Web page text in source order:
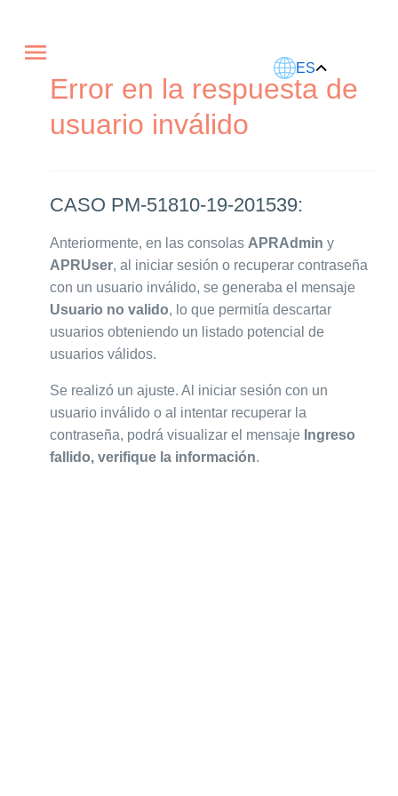
ES
Error en la respuesta de
usuario inválido
CASO PM-51810-19-201539:
Anteriormente, en las consolas APRAdmin y
APRUser, al iniciar sesión o recuperar contraseña
con un usuario inválido, se generaba el mensaje
Usuario no valido, lo que permitía descartar
usuarios obteniendo un listado potencial de
usuarios válidos.
Se realizó un ajuste. Al iniciar sesión con un
usuario inválido o al intentar recuperar la
contraseña, podrá visualizar el mensaje Ingreso
fallido, verifique la información.